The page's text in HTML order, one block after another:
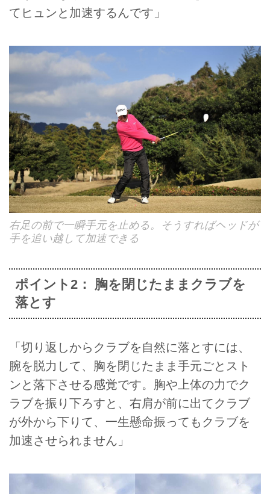
てヒュンと加速するんです」
右足の前で一瞬手元を止める。そうすればヘッドが
手を追い越して加速できる
ポイント2： 胸を閉じたままクラブを
落とす
「切り返しからクラブを自然に落とすには、
腕を脱力して、胸を閉じたまま手元ごとスト
ンと落下させる感覚です。胸や上体の力でク
ラブを振り下ろすと、右肩が前に出てクラブ
が外から下りて、一生懸命振ってもクラブを
加速させられません」